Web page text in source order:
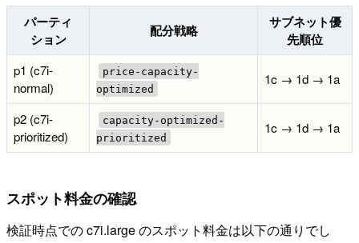
パーティ
ション
配分戦略
サブネット優
先順位
p1 (c7i-
normal)
price-capacity-
optimized
1c → 1d → 1a
p2 (c7i-
prioritized)
capacity-optimized-
prioritized
1c → 1d → 1a
スポット料金の確認
検証時点での c7i.large のスポット料金は以下の通りでし